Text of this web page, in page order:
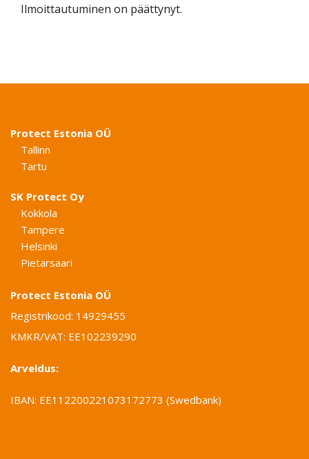
Ilmoittautuminen on päättynyt.
Protect Estonia OÜ
Tallinn
Tartu
SK Protect Oy
Kokkola
Tampere
Helsinki
Pietarsaari
Protect Estonia OÜ
Registrikood: 14929455
KMKR/VAT: EE102239290
Arveldus:
IBAN: EE112200221073172773 (Swedbank)